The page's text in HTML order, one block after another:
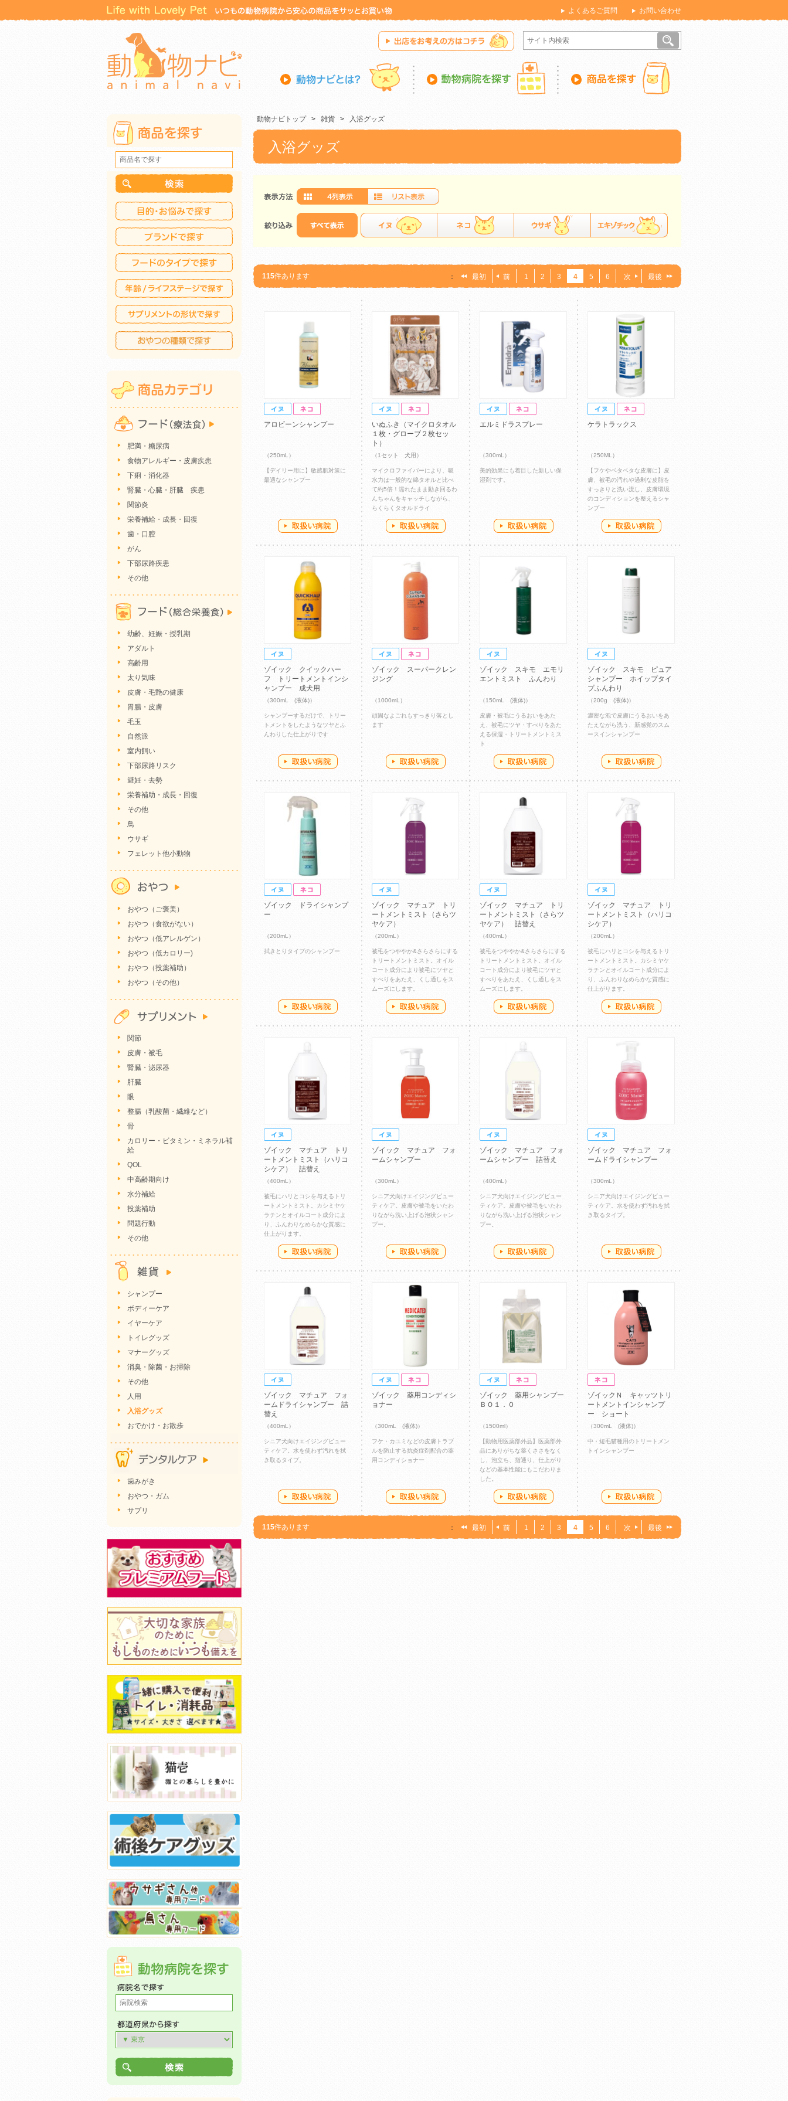
よくあるご質問 お問い合わせ
動物ナビトップ > 雑貨 > 入浴グッズ
入浴グッズ
115件あります ： 最初 前 1 2 3 4 5 6 次 最後
アロビーンシャンプー
（250mL）
【デイリー用に】敏感肌対策に
最適なシャンプー
いぬふき（マイクロタオル
１枚・グローブ２枚セッ
ト）
（1セット 犬用）
マイクロファイバーにより、吸
水力は一般的な綿タオルと比べ
て約5倍！濡れたまま動き回るわ
んちゃんをキャッチしながら、
らくらくタオルドライ
エルミドラスプレー
（300mL）
美的効果にも着目した新しい保
湿剤です。
ケラトラックス
（250ML）
【フケやベタベタな皮膚に】皮
膚、被毛の汚れや過剰な皮脂を
すっきりと洗い流し、皮膚環境
のコンディションを整えるシャ
ンプー
ゾイック クイックハー
フ トリートメントインシ
ャンプー 成犬用
（300mL (液体)）
シャンプーするだけで、トリー
トメントをしたようなツヤとふ
んわりした仕上がりです
ゾイック スーパークレン
ジング
（1000mL）
頑固なよごれもすっきり落とし
ます
ゾイック スキモ エモリ
エントミスト ふんわり
（150mL (液体)）
皮膚・被毛にうるおいをあた
え、被毛にツヤ・すべりをあた
える保湿・トリートメントミス
ト
ゾイック スキモ ピュア
シャンプー ホイップタイ
プふんわり
（200g (液体)）
濃密な泡で皮膚にうるおいをあ
たえながら洗う、新感覚のスム
ースインシャンプー
ゾイック ドライシャンプ
ー
（200mL）
拭きとりタイプのシャンプー
ゾイック マチュア トリ
ートメントミスト（さらツ
ヤケア）
（200mL）
被毛をつややか&さらさらにする
トリートメントミスト。オイル
コート成分により被毛にツヤと
すべりをあたえ、くし通しをス
ムーズにします。
ゾイック マチュア トリ
ートメントミスト（さらツ
ヤケア） 詰替え
（400mL）
被毛をつややか&さらさらにする
トリートメントミスト。オイル
コート成分により被毛にツヤと
すべりをあたえ、くし通しをス
ムーズにします。
ゾイック マチュア トリ
ートメントミスト（ハリコ
シケア）
（200mL）
被毛にハリとコシを与えるトリ
ートメントミスト。カシミヤケ
ラチンとオイルコート成分によ
り、ふんわりなめらかな質感に
仕上がります。
ゾイック マチュア トリ
ートメントミスト（ハリコ
シケア） 詰替え
（400mL）
被毛にハリとコシを与えるトリ
ートメントミスト。カシミヤケ
ラチンとオイルコート成分によ
り、ふんわりなめらかな質感に
仕上がります。
ゾイック マチュア フォ
ームシャンプー
（300mL）
シニア犬向けエイジングビュー
ティケア。皮膚や被毛をいたわ
りながら洗い上げる泡状シャン
プー。
ゾイック マチュア フォ
ームシャンプー 詰替え
（400mL）
シニア犬向けエイジングビュー
ティケア。皮膚や被毛をいたわ
りながら洗い上げる泡状シャン
プー。
ゾイック マチュア フォ
ームドライシャンプー
（300mL）
シニア犬向けエイジングビュー
ティケア。水を使わず汚れを拭
き取るタイプ。
ゾイック マチュア フォ
ームドライシャンプー 詰
替え
（400mL）
シニア犬向けエイジングビュー
ティケア。水を使わず汚れを拭
き取るタイプ。
ゾイック 薬用コンディシ
ョナー
（300mL (液体)）
フケ・カユミなどの皮膚トラブ
ルを防止する抗炎症剤配合の薬
用コンディショナー
ゾイック 薬用シャンプー
ＢＯ１．０
（1500ml）
【動物用医薬部外品】医薬部外
品にありがちな薬くささをなく
し、泡立ち、指通り、仕上がり
などの基本性能にもこだわりま
した。
ゾイックＮ キャッツトリ
ートメントインシャンプ
ー ショート
（300mL (液体)）
中・短毛猫種用のトリートメン
トインシャンプー
115件あります ： 最初 前 1 2 3 4 5 6 次 最後
肥満・糖尿病
食物アレルギー・皮膚疾患
下痢・消化器
腎臓・心臓・肝臓 疾患
関節炎
栄養補給・成長・回復
歯・口腔
がん
下部尿路疾患
その他
幼齢、妊娠・授乳期
アダルト
高齢用
太り気味
皮膚・毛艶の健康
胃腸・皮膚
毛玉
自然派
室内飼い
下部尿路リスク
避妊・去勢
栄養補助・成長・回復
その他
鳥
ウサギ
フェレット他小動物
おやつ（ご褒美）
おやつ（食欲がない）
おやつ（低アレルゲン）
おやつ（低カロリー)
おやつ（投薬補助）
おやつ（その他）
関節
皮膚・被毛
腎臓・泌尿器
肝臓
眼
整腸（乳酸菌・繊維など）
骨
カロリー・ビタミン・ミネラル補
給
QOL
中高齢期向け
水分補給
投薬補助
問題行動
その他
シャンプー
ボディーケア
イヤーケア
トイレグッズ
マナーグッズ
消臭・除菌・お掃除
その他
人用
入浴グッズ
おでかけ・お散歩
歯みがき
おやつ・ガム
サプリ